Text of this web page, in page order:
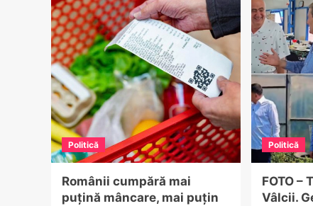
Politică
Românii cumpără mai
puțină mâncare, mai puțin
Politică
FOTO –
Vâlcii.